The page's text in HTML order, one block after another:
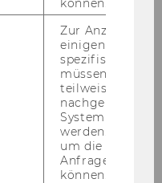
können.
Zur Anzeige von
einigen WU-
spezifischen
müssen
teilweise von
nachgelagerten
System
werden.
um die Antwort
Anfrage
können.